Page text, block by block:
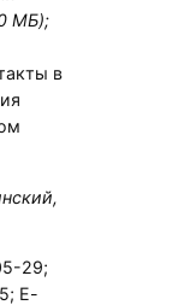
МБ);
в
29;
E-